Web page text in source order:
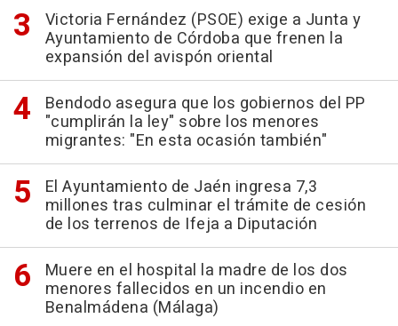
Victoria Fernández (PSOE) exige a Junta y
Ayuntamiento de Córdoba que frenen la
expansión del avispón oriental
Bendodo asegura que los gobiernos del PP
"cumplirán la ley" sobre los menores
migrantes: "En esta ocasión también"
El Ayuntamiento de Jaén ingresa 7,3
millones tras culminar el trámite de cesión
de los terrenos de Ifeja a Diputación
Muere en el hospital la madre de los dos
menores fallecidos en un incendio en
Benalmádena (Málaga)